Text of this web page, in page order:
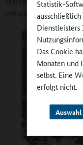
Statistik-
Dienstleisters
Das Cookie
Monaten und
selbst. Eine
erfolgt nicht.
mit vielen sozialen